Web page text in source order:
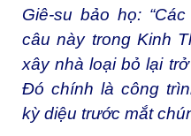
Giê-su bảo họ:
câu này trong Kinh
xây nhà loại bỏ lại
Đó chính là công
kỳ diệu trước mắt